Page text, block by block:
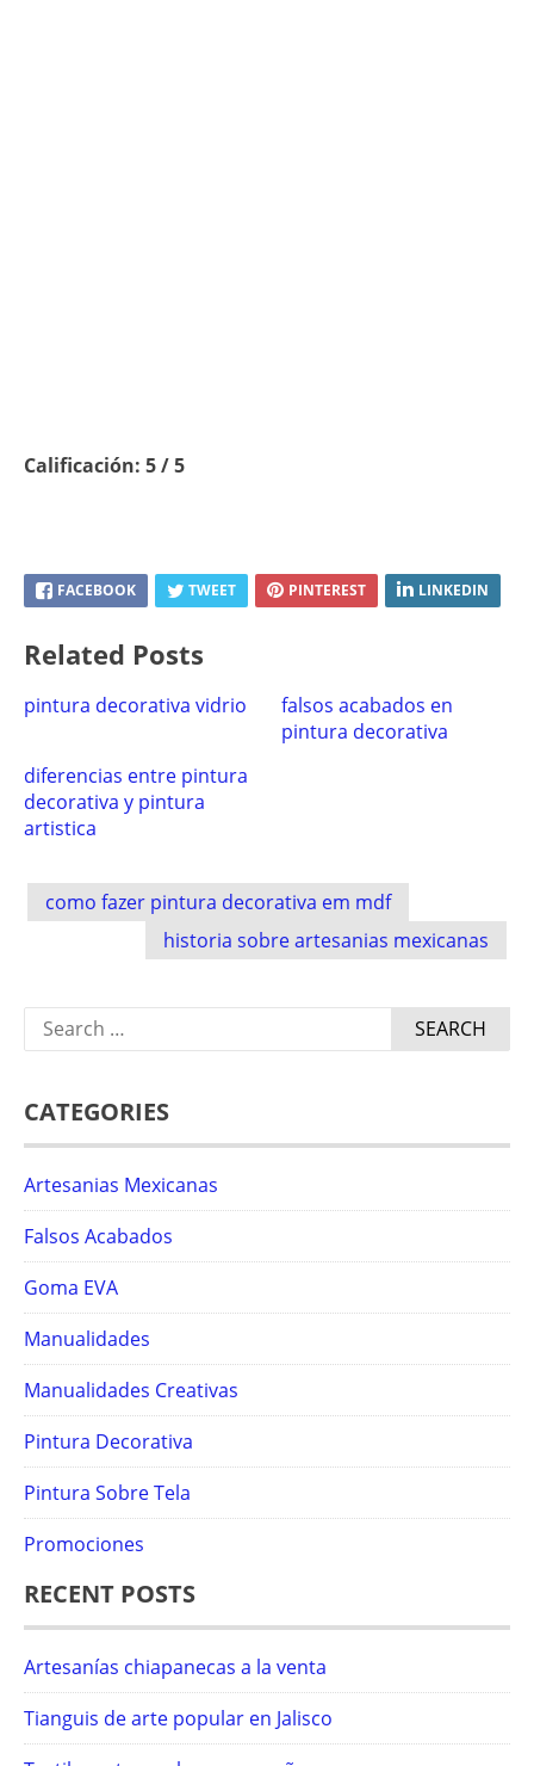
Calificación: 5 / 5
FACEBOOK TWEET PINTEREST LINKEDIN
Related Posts
pintura decorativa vidrio
falsos acabados en
pintura decorativa
diferencias entre pintura
decorativa y pintura
artistica
Post
navigation
como fazer pintura decorativa em mdf
historia sobre artesanias mexicanas
Search
for:
CATEGORIES
Artesanias Mexicanas
Falsos Acabados
Goma EVA
Manualidades
Manualidades Creativas
Pintura Decorativa
Pintura Sobre Tela
Promociones
RECENT POSTS
Artesanías chiapanecas a la venta
Tianguis de arte popular en Jalisco